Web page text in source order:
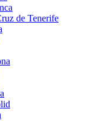
de Tenerife